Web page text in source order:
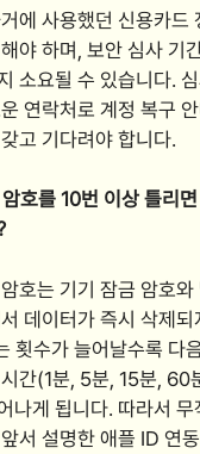
에 사용했던 신용카드
야 하며, 보안 심사 기
소요될 수 있습니다.
연락처로 계정 복구
고 기다려야 합니다.
호를 10번 이상 틀리
호는 기기 잠금 암호와
데이터가 즉시 삭제되
횟수가 늘어날수록 다
간(1분, 5분, 15분, 60
나게 됩니다. 따라서 무
서 설명한 애플 ID 연